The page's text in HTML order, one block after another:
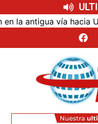
vía hacia